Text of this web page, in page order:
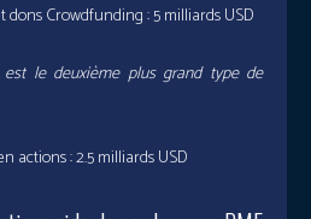
dons Crowdfunding : 5 milliards USD
le deuxième plus grand type de
actions : 2.5 milliards USD